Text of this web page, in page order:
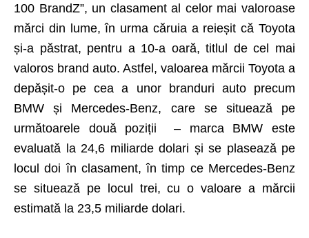
100 BrandZ”, un clasament al celor mai valoroase
mărci din lume, în urma căruia a reieșit că Toyota
și-a păstrat, pentru a 10-a oară, titlul de cel mai
valoros brand auto. Astfel, valoarea mărcii Toyota a
depășit-o pe cea a unor branduri auto precum
BMW și Mercedes-Benz, care se situează pe
următoarele două poziții – marca BMW este
evaluată la 24,6 miliarde dolari și se plasează pe
locul doi în clasament, în timp ce Mercedes-Benz
se situează pe locul trei, cu o valoare a mărcii
estimată la 23,5 miliarde dolari.